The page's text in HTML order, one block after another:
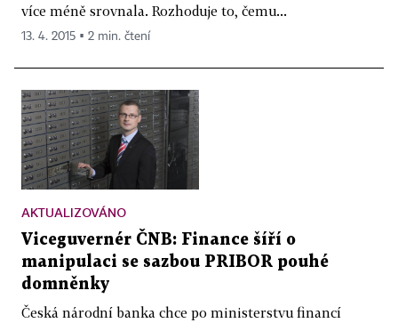
více méně srovnala. Rozhoduje to, čemu...
13. 4. 2015 ▪ 2 min. čtení
AKTUALIZOVÁNO
Viceguvernér ČNB: Finance šíří o
manipulaci se sazbou PRIBOR pouhé
domněnky
Česká národní banka chce po ministerstvu financí